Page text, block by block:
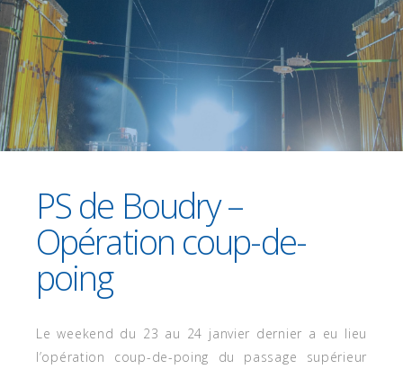
16 FÉVRIER 2021
PS de Boudry –
Opération coup-de-
poing
Le weekend du 23 au 24 janvier dernier a eu lieu
l’opération coup-de-poing du passage supérieur